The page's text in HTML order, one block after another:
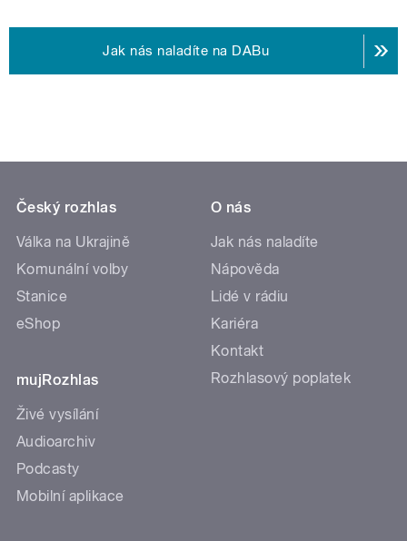
Jak nás naladíte na DABu
Český rozhlas
Válka na Ukrajině
Komunální volby
Stanice
eShop
mujRozhlas
Živé vysílání
Audioarchiv
Podcasty
Mobilní aplikace
O nás
Jak nás naladíte
Nápověda
Lidé v rádiu
Kariéra
Kontakt
Rozhlasový poplatek